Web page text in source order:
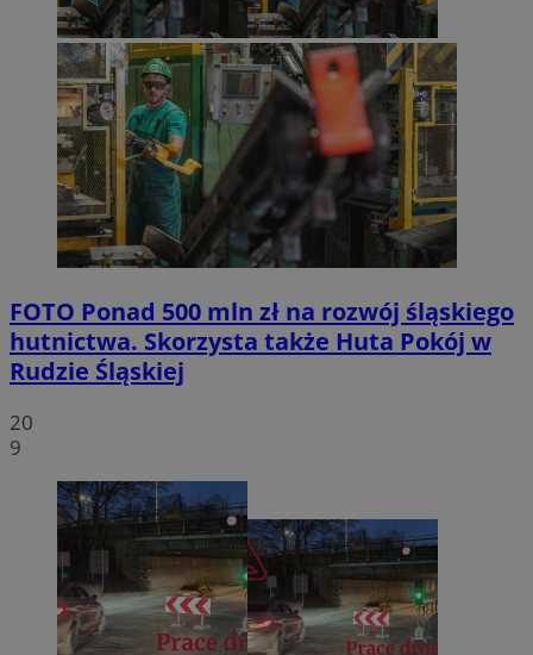
FOTO Ponad 500 mln zł na rozwój śląskiego
hutnictwa. Skorzysta także Huta Pokój w
Rudzie Śląskiej
20
9